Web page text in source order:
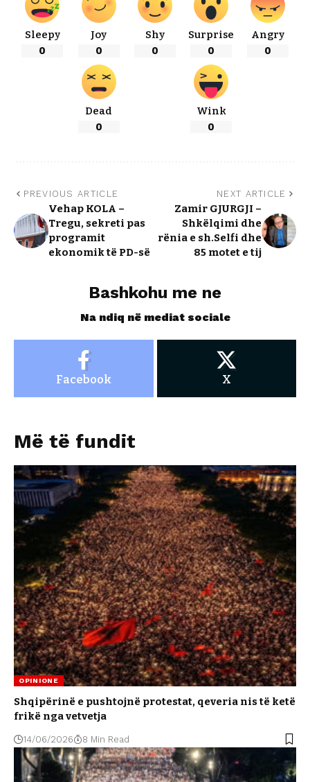
Sleepy
0
Joy
0
Shy
0
Surprise
0
Angry
0
Dead
0
Wink
0
PREVIOUS ARTICLE
Vehap KOLA –
Tregu, sekreti pas
programit
ekonomik të PD-së
NEXT ARTICLE
Zamir GJURGJI –
Shkëlqimi dhe
rënia e sh.Selfi dhe
85 motet e tij
Bashkohu me ne
Na ndiq në mediat sociale
Facebook X
Më të fundit
OPINIONE
Shqipërinë e pushtojnë protestat, qeveria nis të ketë
frikë nga vetvetja
14/06/2026 8 Min Read